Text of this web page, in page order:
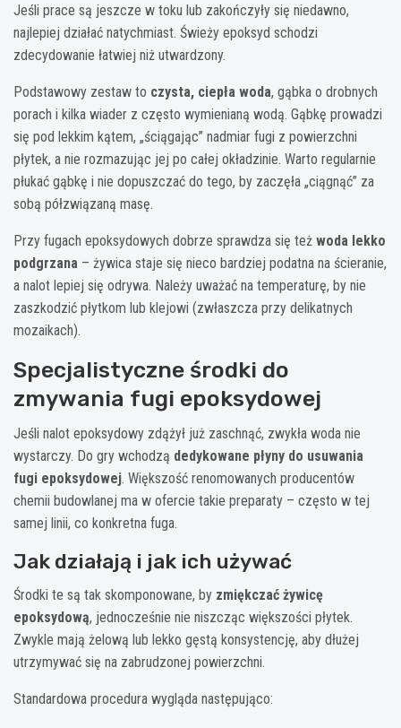
Jeśli prace są jeszcze w toku lub zakończyły się niedawno,
najlepiej działać natychmiast. Świeży epoksyd schodzi
zdecydowanie łatwiej niż utwardzony.
Podstawowy zestaw to czysta, ciepła woda, gąbka o drobnych
porach i kilka wiader z często wymienianą wodą. Gąbkę prowadzi
się pod lekkim kątem, „ściągając” nadmiar fugi z powierzchni
płytek, a nie rozmazując jej po całej okładzinie. Warto regularnie
płukać gąbkę i nie dopuszczać do tego, by zaczęła „ciągnąć” za
sobą półzwiązaną masę.
Przy fugach epoksydowych dobrze sprawdza się też woda lekko
podgrzana – żywica staje się nieco bardziej podatna na ścieranie,
a nalot lepiej się odrywa. Należy uważać na temperaturę, by nie
zaszkodzić płytkom lub klejowi (zwłaszcza przy delikatnych
mozaikach).
Specjalistyczne środki do
zmywania fugi epoksydowej
Jeśli nalot epoksydowy zdążył już zaschnąć, zwykła woda nie
wystarczy. Do gry wchodzą dedykowane płyny do usuwania
fugi epoksydowej. Większość renomowanych producentów
chemii budowlanej ma w ofercie takie preparaty – często w tej
samej linii, co konkretna fuga.
Jak działają i jak ich używać
Środki te są tak skomponowane, by zmiękczać żywicę
epoksydową, jednocześnie nie niszcząc większości płytek.
Zwykle mają żelową lub lekko gęstą konsystencję, aby dłużej
utrzymywać się na zabrudzonej powierzchni.
Standardowa procedura wygląda następująco: